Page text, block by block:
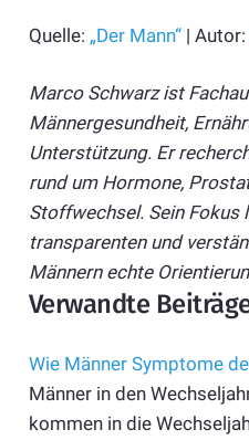
Quelle: „Der Mann“| Autor:
Marco Schwarz ist
Männergesundheit,
Unterstützung. Er
rund um Hormone,
Stoffwechsel. Sein Fokus
transparenten und
Männern echte
Verwandte
Wie Männer Symptome
Männer in den
kommen in die